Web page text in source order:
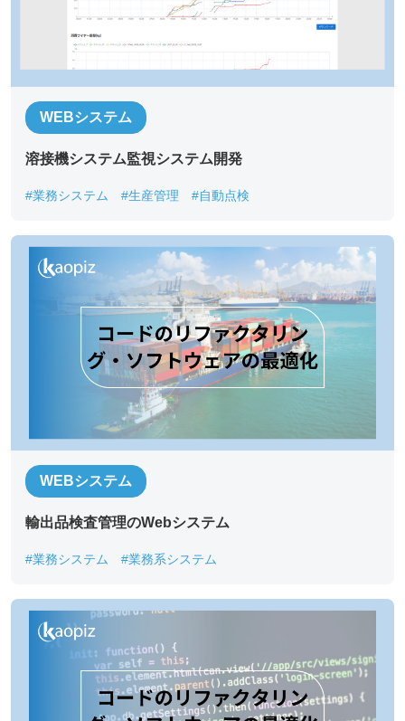
Files. Max File Size:
すべての*必須項目に入力してください。
問い合わせにあたり、
同意する
WEBシステム
溶接機システム監視システム開発
#業務システム #生産管理 #自動点検
WEBシステム
輸出品検査管理のWebシステム
#業務システム #業務系システム